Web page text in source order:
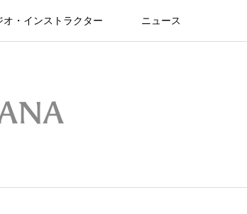
オ・インストラクター ニュース